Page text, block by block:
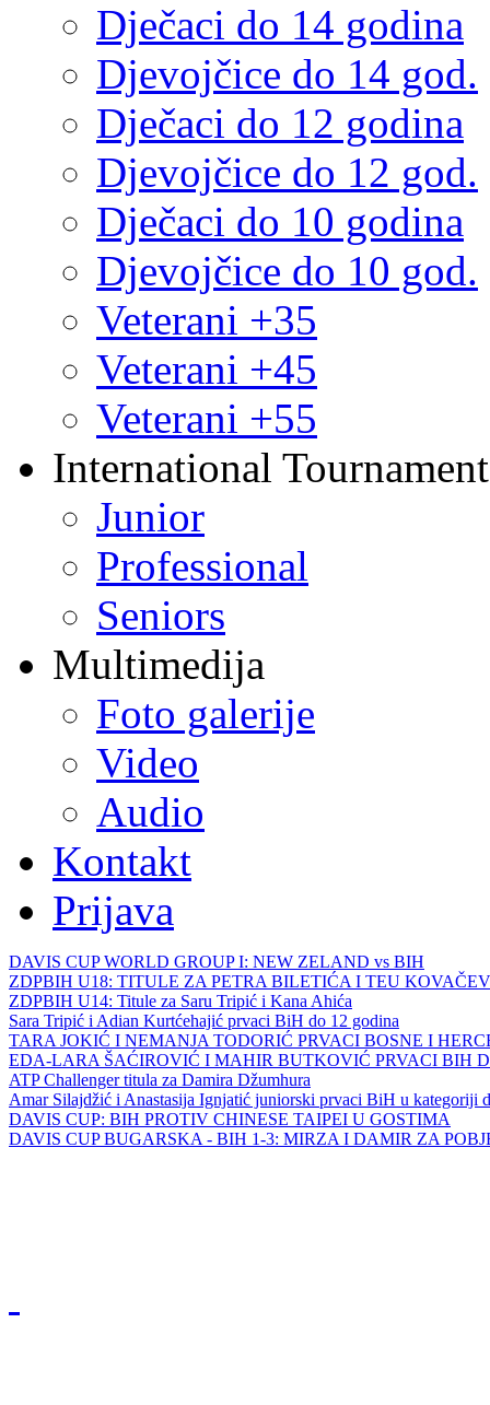
Dječaci do 14 godina
Djevojčice do 14 god.
Dječaci do 12 godina
Djevojčice do 12 god.
Dječaci do 10 godina
Djevojčice do 10 god.
Veterani +35
Veterani +45
Veterani +55
International
Junior
Professional
Seniors
Multimedija
Foto galerije
Video
Audio
Kontakt
Prijava
DAVIS CUP WORLD GROUP I: NEW ZELAND vs BIH
ZDPBIH U18: TITULE ZA PETRA BILETIĆA I TEU
ZDPBIH U14: Titule za Saru Tripić i Kana Ahića
Sara Tripić i Adian Kurtćehajić prvaci BiH do 12 godina
TARA JOKIĆ I NEMANJA TODORIĆ PRVACI BOSNE I
EDA-LARA ŠAĆIROVIĆ I MAHIR BUTKOVIĆ PRVACI BIH
ATP Challenger titula za Damira Džumhura
Amar Silajdžić i Anastasija Ignjatić juniorski prvaci BiH u kategoriji
DAVIS CUP: BIH PROTIV CHINESE TAIPEI U GOSTIMA
DAVIS CUP BUGARSKA - BIH 1-3: MIRZA I DAMIR ZA